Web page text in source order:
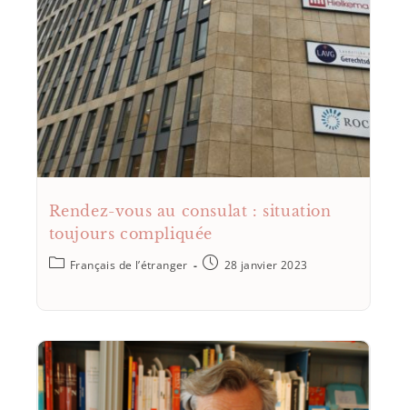
Rendez-vous au consulat : situation
toujours compliquée
Français de l’étranger 28 janvier 2023